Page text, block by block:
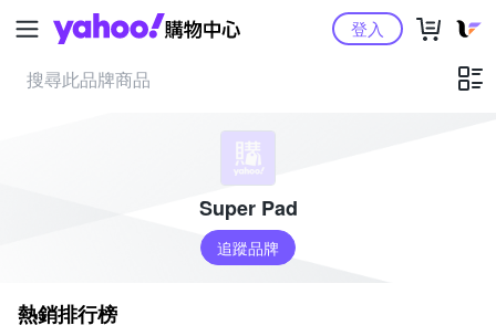
Yahoo購物中心登入
Super Pad
追蹤品牌
熱銷排行榜